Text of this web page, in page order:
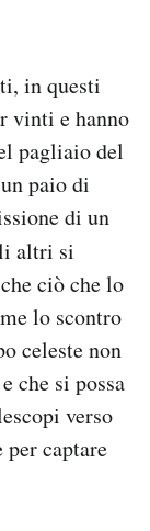
in questi
vinti e hanno
pagliaio del
paio di
di un
altri si
ciò che lo
lo scontro
celeste non
che si possa
verso
captare